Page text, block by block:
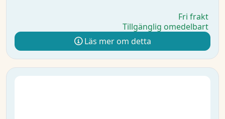
Fri frakt
Tillgänglig omedelbart
Läs mer om detta